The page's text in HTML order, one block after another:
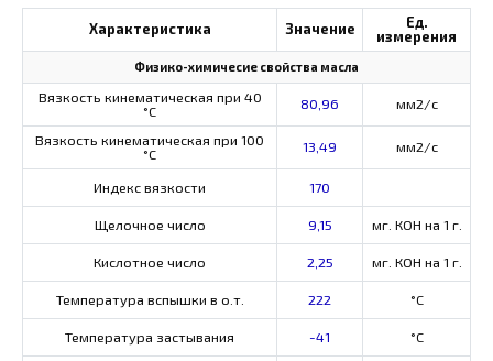
Характеристика Значение
Ед.
измерения
Физико-химичесие свойства масла
Вязкость кинематическая при 40
°С
80,96 мм2/с
Вязкость кинематическая при 100
°С
13,49 мм2/с
Индекс вязкости 170
Щелочное число 9,15 мг. КОН на 1 г.
Кислотное число 2,25 мг. КОН на 1 г.
Температура вспышки в о.т. 222 °C
Температура застывания -41 °C